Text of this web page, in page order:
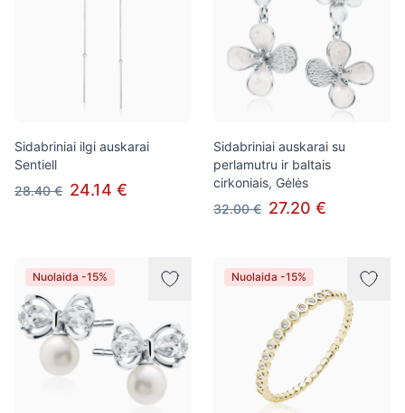
Sidabriniai ilgi auskarai
Sentiell
28.40 € 24.14 €
Sidabriniai auskarai su
perlamutru ir baltais
cirkoniais, Gėlės
32.00 € 27.20 €
Nuolaida -15% Nuolaida -15%